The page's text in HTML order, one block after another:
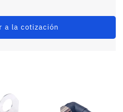
a la cotización